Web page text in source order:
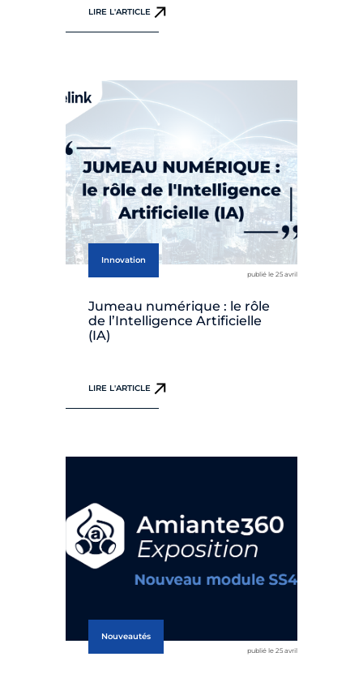
LIRE L'ARTICLE
Innovation
publié le 25 avril
Jumeau numérique : le rôle
de l’Intelligence Artificielle
(IA)
LIRE L'ARTICLE
Nouveautés
publié le 25 avril